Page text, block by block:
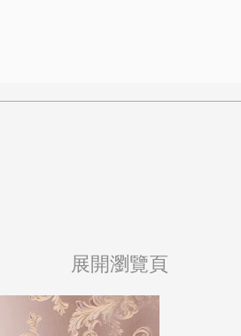
身的頭髮·真的自然到看不出來啦
展開瀏覽頁